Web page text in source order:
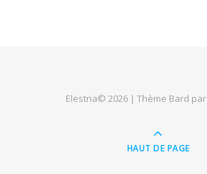
Elestria© 2026 | Thème Bard par
HAUT DE PAGE